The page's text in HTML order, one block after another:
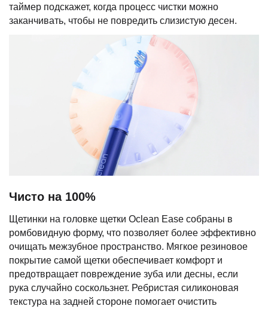
таймер подскажет, когда процесс чистки можно
заканчивать, чтобы не повредить слизистую десен.
Чисто на 100%
Щетинки на головке щетки Oclean Ease собраны в
ромбовидную форму, что позволяет более эффективно
очищать межзубное пространство. Мягкое резиновое
покрытие самой щетки обеспечивает комфорт и
предотвращает повреждение зуба или десны, если
рука случайно соскользнет. Ребристая силиконовая
текстура на задней стороне помогает очистить